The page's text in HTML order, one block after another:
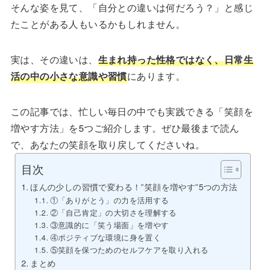
そんな姿を見て、「自分との違いは何だろう？」と感じ
たことがある人もいるかもしれません。
実は、その違いは、 生まれ持った性格ではなく、日常生
活の中の小さな意識や習慣にあります。
この記事では、忙しい毎日の中でも実践できる「笑顔を
増やす方法」を5つご紹介します。ぜひ最後まで読ん
で、あなたの笑顔を取り戻してくださいね。
目次
ほんの少しの習慣で変わる！”笑顔を増やす”5つの方法
①「ありがとう」の力を活用する
②「自己肯定」の大切さを理解する
③意識的に「笑う場面」を増やす
④ポジティブな環境に身を置く
⑤笑顔を保つためのセルフケアを取り入れる
まとめ